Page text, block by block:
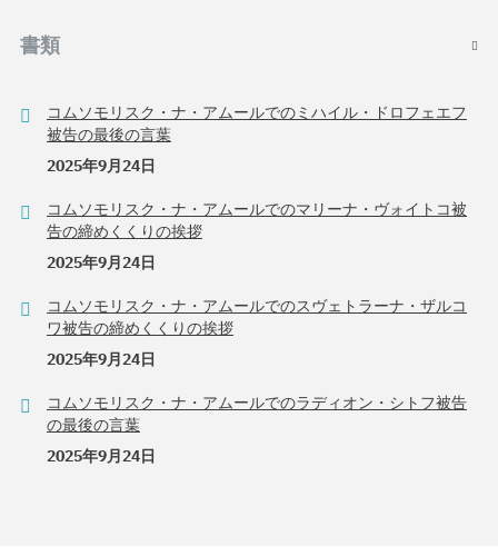
書類
コムソモリスク・ナ・アムールでのミハイル・ドロフェエフ
被告の最後の言葉
2025年9月24日
コムソモリスク・ナ・アムールでのマリーナ・ヴォイトコ被
告の締めくくりの挨拶
2025年9月24日
コムソモリスク・ナ・アムールでのスヴェトラーナ・ザルコ
ワ被告の締めくくりの挨拶
2025年9月24日
コムソモリスク・ナ・アムールでのラディオン・シトフ被告
の最後の言葉
2025年9月24日